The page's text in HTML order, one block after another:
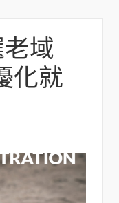
域
化就